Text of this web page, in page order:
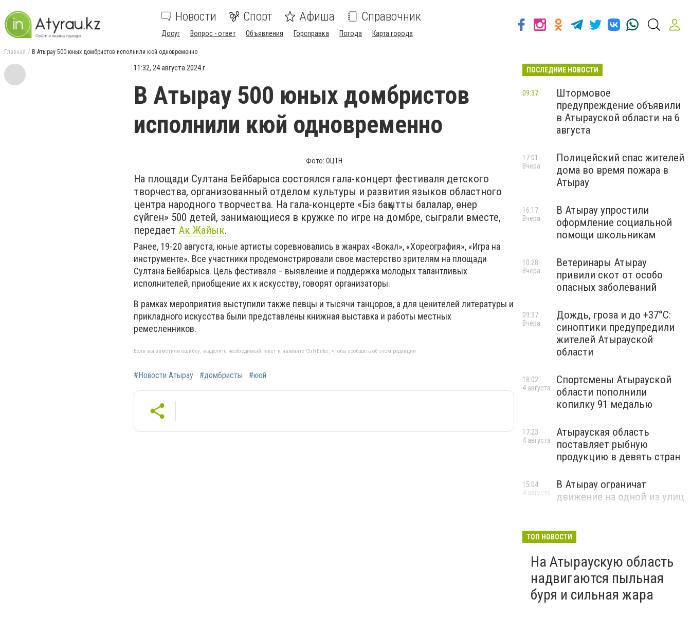
Новости Спорт Афиша Справочник
Досуг Вопрос - ответ Объявления Горсправка Погода Карта города
Главная В Атырау 500 юных домбристов исполнили кюй одновременно
11:32, 24 августа 2024 г.
В Атырау 500 юных домбристов
исполнили кюй одновременно
Фото: ОЦТН
На площади Султана Бейбарыса состоялся гала-концерт фестиваля детского
творчества, организованный отделом культуры и развития языков областного
центра народного творчества. На гала-концерте «Біз бақытты балалар, өнер
сүйген» 500 детей, занимающиеся в кружке по игре на домбре, сыграли вместе,
передает Ак Жайык.
Ранее, 19-20 августа, юные артисты соревновались в жанрах «Вокал», «Хореография», «Игра на
инструменте». Все участники продемонстрировали свое мастерство зрителям на площади
Султана Бейбарыса. Цель фестиваля – выявление и поддержка молодых талантливых
исполнителей, приобщение их к искусству, говорят организаторы.
В рамках мероприятия выступили также певцы и тысячи танцоров, а для ценителей литературы и
прикладного искусства были представлены книжная выставка и работы местных
ремесленников.
Если вы заметили ошибку, выделите необходимый текст и нажмите Ctrl+Enter, чтобы сообщить об этом редакции
#Новости Атырау #домбристы #кюй
ПОСЛЕДНИЕ НОВОСТИ
Штормовое
предупреждение объявили
в Атырауской области на 6
августа
09:37
Полицейский спас жителей
дома во время пожара в
Атырау
17:01
Вчера
В Атырау упростили
оформление социальной
помощи школьникам
16:17
Вчера
Ветеринары Атырау
привили скот от особо
опасных заболеваний
10:28
Вчера
Дождь, гроза и до +37°C:
синоптики предупредили
жителей Атырауской
области
09:37
Вчера
Спортсмены Атырауской
области пополнили
копилку 91 медалью
18:02
4 августа
Атырауская область
поставляет рыбную
продукцию в девять стран
17:23
4 августа
В Атырау ограничат
движение на одной из улиц
15:04
4 августа
ТОП НОВОСТИ
На Атыраускую область
надвигаются пыльная
буря и сильная жара